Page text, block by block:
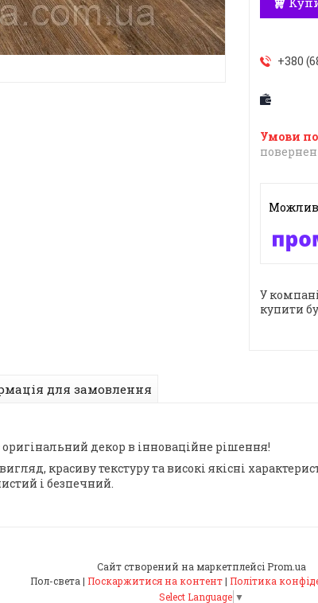
+380
У
купити
для замовлення
оригінальний декор в інноваційне рішення!
красиву текстуру та високі якісні
і безпечний.
Сайт створений на маркетплейсі Prom.ua
Пол-света | Поскаржитися на контент| Політика
Select Language ▼